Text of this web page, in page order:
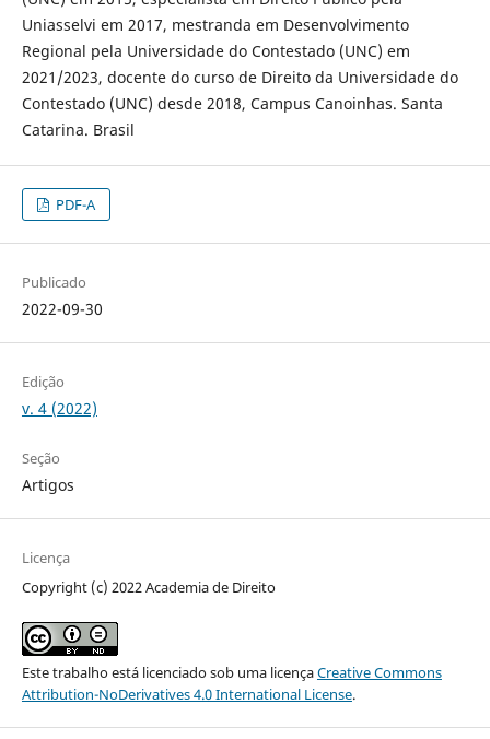
Uniasselvi em 2017, mestranda em Desenvolvimento
Regional pela Universidade do Contestado (UNC) em
2021/2023, docente do curso de Direito da Universidade do
Contestado (UNC) desde 2018, Campus Canoinhas. Santa
Catarina. Brasil
PDF-A
Publicado
2022-09-30
Edição
v. 4 (2022)
Seção
Artigos
Licença
Copyright (c) 2022 Academia de Direito
Este trabalho está licenciado sob uma licençaCreative Commons
Attribution-NoDerivatives 4.0 International License.